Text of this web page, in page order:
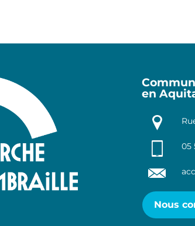
en
05
Nous